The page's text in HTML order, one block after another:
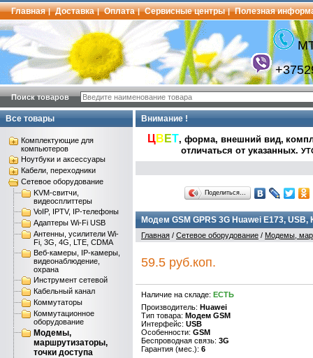
Главная | Доставка | Оплата | Сервисные центры | Полезная
Поиск товаров
Все товары
Комплектующие для
компьютеров
Ноутбуки и аксессуары
Кабели, переходники
Сетевое оборудование
KVM-свитчи,
видеосплиттеры
VoIP, IPTV, IP-телефоны
Адаптеры Wi-Fi USB
Антенны, усилители Wi-
Fi, 3G, 4G, LTE, CDMA
Веб-камеры, IP-камеры,
видеонаблюдение,
охрана
Инструмент сетевой
Кабельный канал
Коммутаторы
Коммутационное
оборудование
Модемы,
маршрутизаторы,
точки доступа
Внимание !
ЦВ ЕТ, форма, внешний вид,
отличаться от указанных.
Поделиться…
Модем GSM GPRS 3G Huawei E173, USB,
Главная / Сетевое оборудование / Модемы,
59.5 руб.коп.
Наличие на складе: ЕСТЬ
Производитель: Huawei
Тип товара: Модем GSM
Интерфейс: USB
Особенности: GSM
Беспроводная связь: 3G
Гарантия (мес.): 6